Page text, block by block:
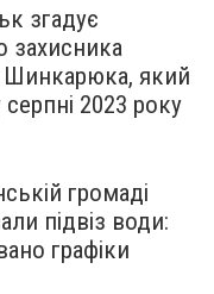
згадує
захисника
який
серпні 2023 року
громаді
підвіз води:
графіки